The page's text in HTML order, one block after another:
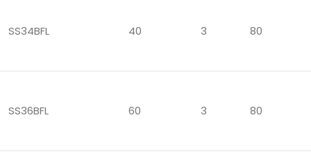
SS34BFL 40 3 80
SS36BFL 60 3 80